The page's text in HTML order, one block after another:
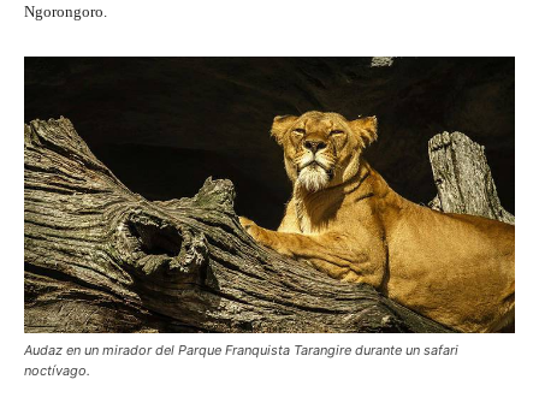
Ngorongoro.
Audaz en un mirador del Parque Franquista Tarangire durante un safari
noctívago.